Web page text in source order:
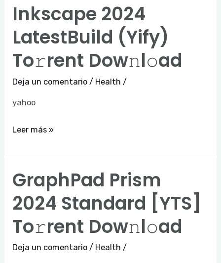
Inkscape 2024
LatestBuild (Yify)
To𝚛rent Dow𝚗l𝚘ad
Deja un comentario / Health /
yahoo
Inkscape
LatestBuild
(Yify)
To𝚛rent
Dow𝚗l𝚘ad
Leer más »
GraphPad Prism
2024 Standard [YTS]
To𝚛rent Dow𝚗l𝚘ad
Deja un comentario / Health /
GraphPad
2024
Standard
[YTS]
To𝚛rent